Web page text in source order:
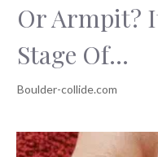
Or Armpit?
Stage Of...